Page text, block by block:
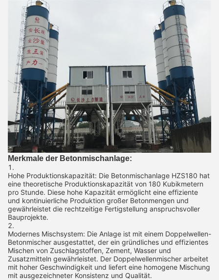
Merkmale der Betonmischanlage:
Hohe Produktionskapazität: Die Betonmischanlage HZS180 hat
eine theoretische Produktionskapazität von 180 Kubikmetern
pro Stunde. Diese hohe Kapazität ermöglicht eine effiziente
und kontinuierliche Produktion großer Betonmengen und
gewährleistet die rechtzeitige Fertigstellung anspruchsvoller
Bauprojekte.
Modernes Mischsystem: Die Anlage ist mit einem Doppelwellen-
Betonmischer ausgestattet, der ein gründliches und effizientes
Mischen von Zuschlagstoffen, Zement, Wasser und
Zusatzmitteln gewährleistet. Der Doppelwellenmischer arbeitet
mit hoher Geschwindigkeit und liefert eine homogene Mischung
mit ausgezeichneter Konsistenz und Qualität.